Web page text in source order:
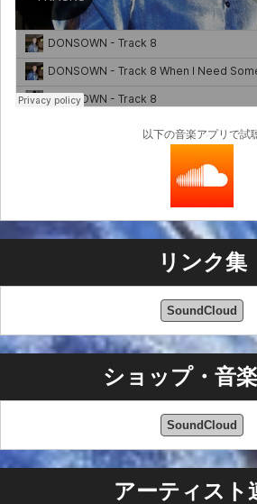
以下の音楽アプリで試
リンク集
SoundCloud
ショップ・音
SoundCloud
アーティスト